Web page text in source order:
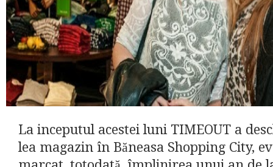
La inceputul acestei luni TIMEOUT a
lea magazin în Băneasa Shopping City,